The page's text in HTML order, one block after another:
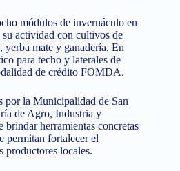
módulos de invernáculo en
actividad con cultivos de
yerba mate y ganadería. En
para techo y laterales de
de crédito FOMDA.
por la Municipalidad de San
de Agro, Industria y
herramientas concretas
permitan fortalecer el
productores locales.